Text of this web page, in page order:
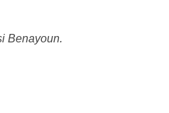
Benayoun.